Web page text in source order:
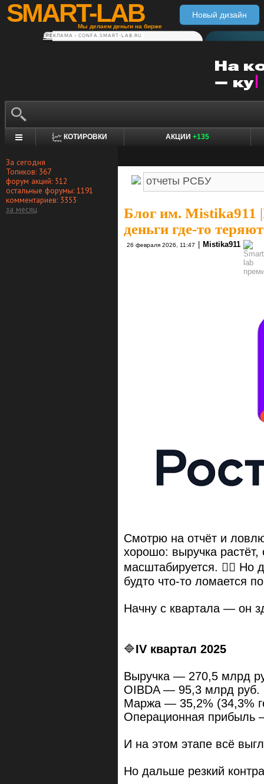
SMART-LAB
Мы делаем деньги на бирже
Новый дизайн
РЕКЛАМА • CONFA.SMART-LAB.RU
КОТИРОВКИ АКЦИИ +135
За сегодня
Топиков: 367
форум акций: 512
остальные форумы: 1191
комментариев: 3353
за месяц
Блог им. Mistika911 |
деньги где-то
26 февраля 2026, 11:47 Mistika911
Смотрю на отчёт и
хорошо: выручка растёт,
масштабируется. 😮‍💨
будто что-то ломается
Начну с квартала — он
🔷️IV квартал 2025
Выручка — 270,5 млрд
OIBDA — 95,3 млрд руб.
Маржа — 35,2% (34,3%
Операционная прибыль
И на этом этапе всё
Но дальше резкий